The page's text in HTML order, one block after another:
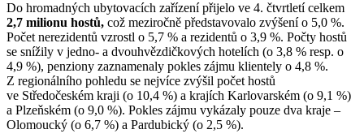
Do hromadných ubytovacích zařízení přijelo ve 4. čtvrtletí celkem
2,7 milionu hostů, což meziročně představovalo zvýšení o 5,0 %.
Počet nerezidentů vzrostl o 5,7 % a rezidentů o 3,9 %. Počty hostů
se snížily v jedno- a dvouhvězdičkových hotelích (o 3,8 % resp. o
4,9 %), penziony zaznamenaly pokles zájmu klientely o 4,8 %.
Z regionálního pohledu se nejvíce zvýšil počet hostů
ve Středočeském kraji (o 10,4 %) a krajích Karlovarském (o 9,1 %)
a Plzeňském (o 9,0 %). Pokles zájmu vykázaly pouze dva kraje –
Olomoucký (o 6,7 %) a Pardubický (o 2,5 %).